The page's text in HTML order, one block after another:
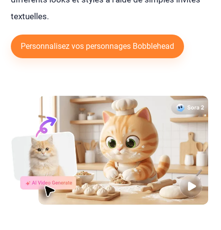
textuelles.
Personnalisez vos personnages Bobblehead